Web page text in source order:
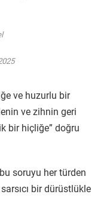
ve huzurlu bir
ve zihnin geri
bir hiçliğe” doğru
soruyu her türden
bir dürüstlükle